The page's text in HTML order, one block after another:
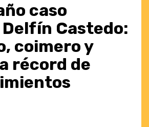
caso
Castedo:
coimero y
récord de